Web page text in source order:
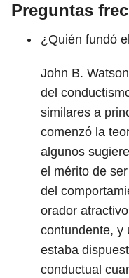
Preguntas
¿Quién fundó
John B.
del
similares a
comenzó la
algunos
el mérito de
del
orador
contundente, y
estaba
conductual